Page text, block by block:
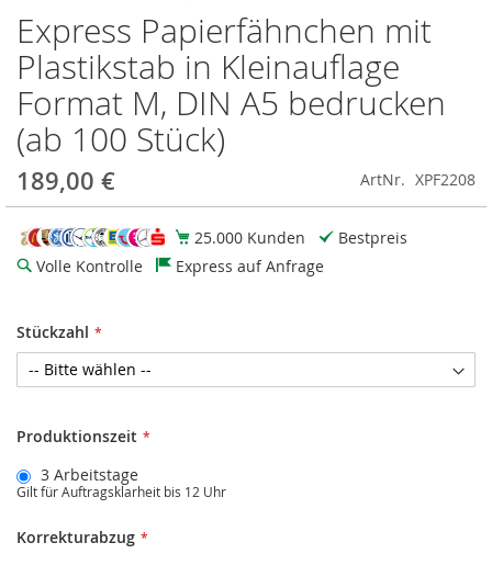
Express Papierfähnchen mit
Plastikstab in Kleinauflage
Format M, DIN A5 bedrucken
(ab 100 Stück)
189,00 € ArtNr. XPF2208
25.000 Kunden
Bestpreis
Volle Kontrolle
Express auf Anfrage
Stückzahl
Produktionszeit
3 Arbeitstage
Gilt für Auftragsklarheit bis 12 Uhr
Korrekturabzug
Zum
Anfang
der
Bildgalerie
springen